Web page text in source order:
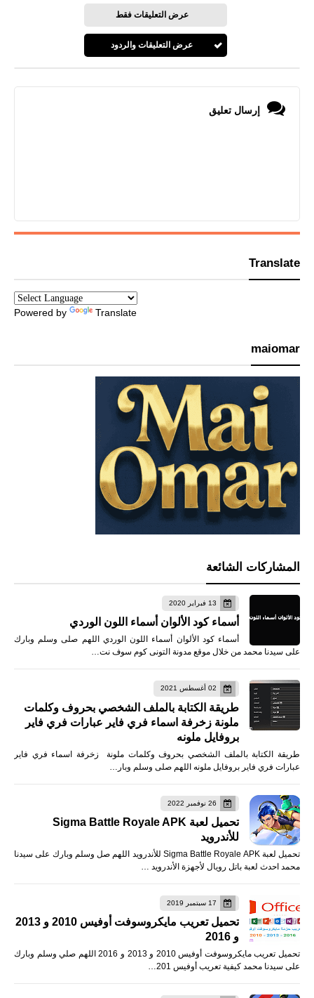
عرض التعليقات فقط
عرض التعليقات والردود
إرسال تعليق
Translate
Powered by Translate
maiomar
المشاركات الشائعة
13 فبراير 2020
أسماء كود الألوان أسماء اللون الوردي
أسماء كود الألوان أسماء اللون الوردي اللهم صلى وسلم وبارك
على سيدنا محمد من خلال موقع مدونة التونى كوم سوف نت…
02 أغسطس 2021
طريقة الكتابة بالملف الشخصي بحروف وكلمات
ملونة زخرفة اسماء فري فاير عبارات فري فاير
بروفايل ملونه
طريقة الكتابة بالملف الشخصي بحروف وكلمات ملونة زخرفة اسماء فري فاير
عبارات فري فاير بروفايل ملونه اللهم صلى وسلم وبار…
26 نوفمبر 2022
تحميل لعبة Sigma Battle Royale APK
للأندرويد
تحميل لعبة Sigma Battle Royale APK للأندرويد اللهم صل وسلم وبارك على سيدنا
محمد احدث لعبة باتل رويال لأجهزة الأندرويد …
17 سبتمبر 2019
تحميل تعريب مايكروسوفت أوفيس 2010 و 2013
و 2016
تحميل تعريب مايكروسوفت أوفيس 2010 و 2013 و 2016 اللهم صلي وسلم وبارك
على سيدنا محمد كيفية تعريب أوفيس 201…